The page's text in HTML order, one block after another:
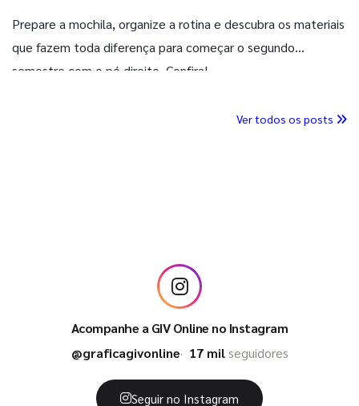
Prepare a mochila, organize a rotina e descubra os materiais
que fazem toda diferença para começar o segundo
semestre com o pé direito. Confira!
Ver todos os posts
Acompanhe a GIV Online no Instagram
@graficagivonline
17 milseguidores
Seguir no Instagram